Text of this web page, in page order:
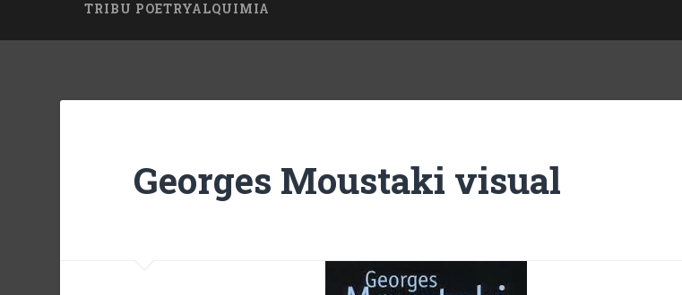
TRIBU POETRYALQUIMIA
Georges Moustaki visual